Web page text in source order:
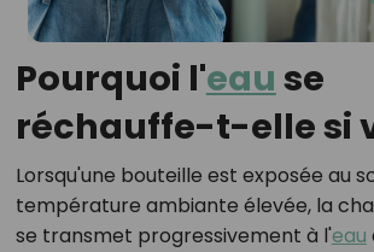
Pourquoi l'eau se
réchauffe-t-elle si
Lorsqu'une bouteille est exposée au
température ambiante élevée, la
se transmet progressivement à l'eau